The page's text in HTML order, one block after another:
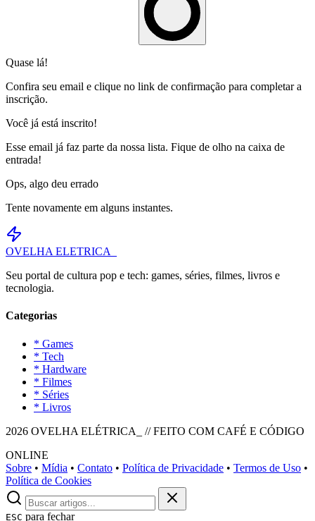
Quase lá!
Confira seu email e clique no link de confirmação para completar a
inscrição.
Você já está inscrito!
Esse email já faz parte da nossa lista. Fique de olho na caixa de
entrada!
Ops, algo deu errado
Tente novamente em alguns instantes.
OVELHA ELETRICA_
Seu portal de cultura pop e tech: games, séries, filmes, livros e
tecnologia.
Categorias
* Games
* Tech
* Hardware
* Filmes
* Séries
* Livros
2026 OVELHA ELÉTRICA_ // FEITO COM CAFÉ E CÓDIGO
ONLINE
Sobre • Mídia • Contato • Política de Privacidade • Termos de Uso •
Política de Cookies
ESC para fechar